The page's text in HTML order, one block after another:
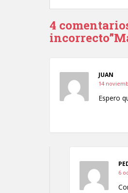
4
JUAN
14
Espero
6